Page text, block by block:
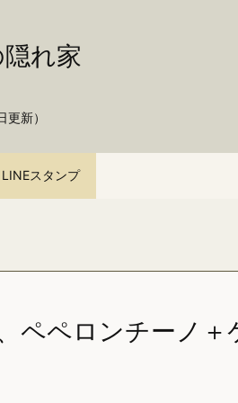
れ家
新）
LINEスタンプ
ペペロンチーノ＋